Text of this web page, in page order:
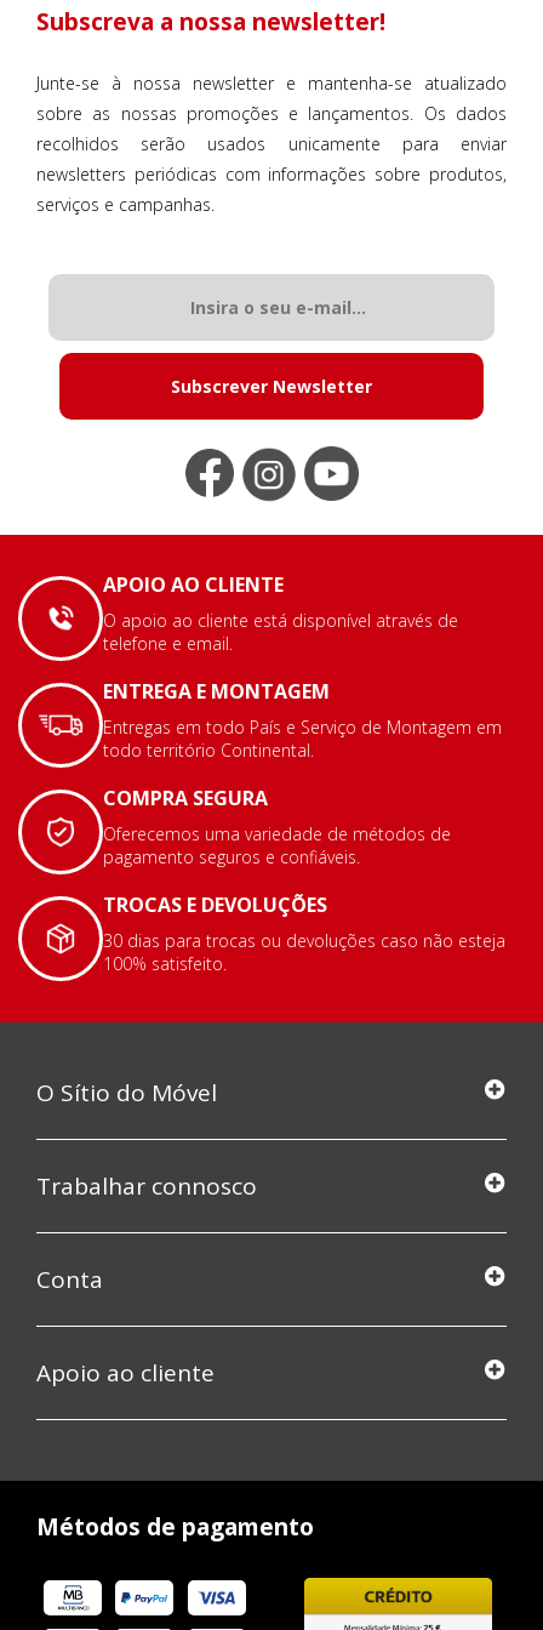
Subscreva a nossa newsletter!
Junte-se à nossa newsletter e mantenha-se atualizado
sobre as nossas promoções e lançamentos. Os dados
recolhidos serão usados unicamente para enviar
newsletters periódicas com informações sobre produtos,
serviços e campanhas.
Subscrever Newsletter
APOIO AO CLIENTE
O apoio ao cliente está disponível através de
telefone e email.
ENTREGA E MONTAGEM
Entregas em todo País e Serviço de Montagem em
todo território Continental.
COMPRA SEGURA
Oferecemos uma variedade de métodos de
pagamento seguros e confiáveis.
TROCAS E DEVOLUÇÕES
30 dias para trocas ou devoluções caso não esteja
100% satisfeito.
O Sítio do Móvel
Trabalhar connosco
Conta
Apoio ao cliente
Métodos de pagamento